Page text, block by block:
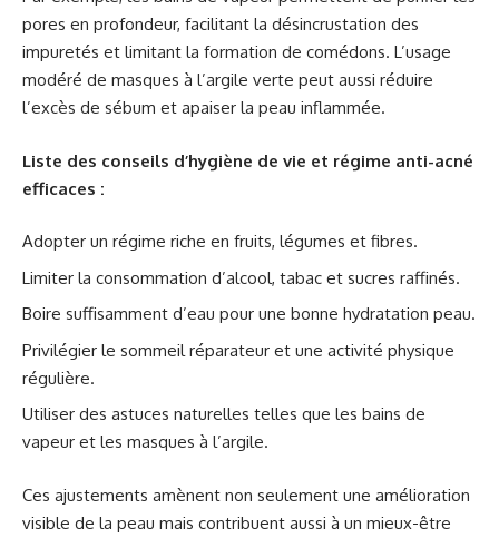
pores en profondeur, facilitant la désincrustation des
impuretés et limitant la formation de comédons. L’usage
modéré de masques à l’argile verte peut aussi réduire
l’excès de sébum et apaiser la peau inflammée.
Liste des conseils d’hygiène de vie et régime anti-acné
efficaces :
Adopter un régime riche en fruits, légumes et fibres.
Limiter la consommation d’alcool, tabac et sucres raffinés.
Boire suffisamment d’eau pour une bonne hydratation peau.
Privilégier le sommeil réparateur et une activité physique
régulière.
Utiliser des astuces naturelles telles que les bains de
vapeur et les masques à l’argile.
Ces ajustements amènent non seulement une amélioration
visible de la peau mais contribuent aussi à un mieux-être